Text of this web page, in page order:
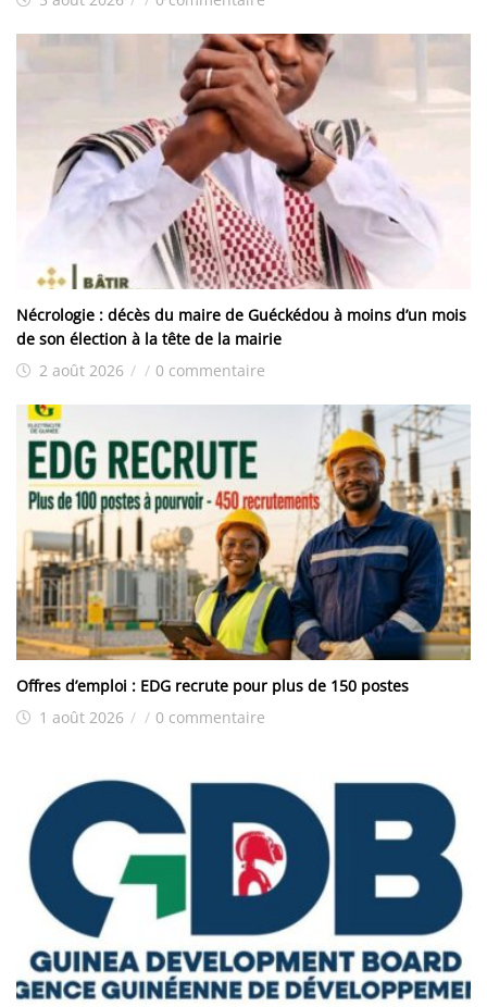
Nécrologie : décès du maire de Guéckédou à moins d’un mois
de son élection à la tête de la mairie
2 août 2026 / / 0 commentaire
Offres d’emploi : EDG recrute pour plus de 150 postes
1 août 2026 / / 0 commentaire